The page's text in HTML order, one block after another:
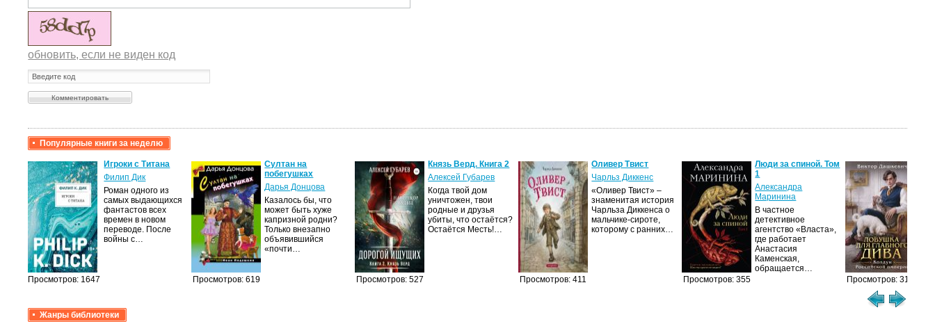
обновить, если не виден код
Популярные книги за неделю
Просмотров: 1647
Игроки с Титана
Филип Дик
Роман одного из
самых выдающихся
фантастов всех
времен в новом
переводе. После
войны с…
Просмотров: 619
Султан на
побегушках
Дарья Донцова
Казалось бы, что
может быть хуже
капризной родни?
Только внезапно
объявившийся
«почти…
Просмотров: 527
Князь Верд. Книга 2
Алексей Губарев
Когда твой дом
уничтожен, твои
родные и друзья
убиты, что остаётся?
Остаётся Месть!…
Просмотров: 411
Оливер Твист
Чарльз Диккенс
«Оливер Твист» –
знаменитая история
Чарльза Диккенса о
мальчике-сироте,
которому с ранних…
Просмотров: 355
Люди за спиной. Том
1
Александра
Маринина
В частное
детективное
агентство «Власта»,
где работает
Анастасия
Каменская,
обращается…
Просмотров: 314
Жанры библиотеки